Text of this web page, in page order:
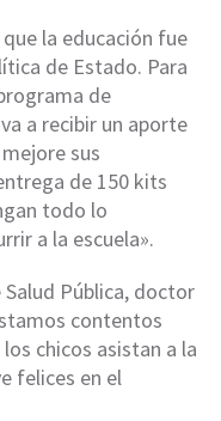
la educación fue
de Estado. Para
de
a recibir un aporte
sus
de 150 kits
todo lo
a la escuela».
Pública, doctor
contentos
chicos asistan a la
felices en el